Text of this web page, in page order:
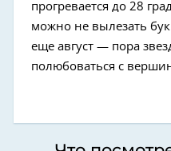
прогревается до 28
можно не вылезать
еще август — пора
полюбоваться с